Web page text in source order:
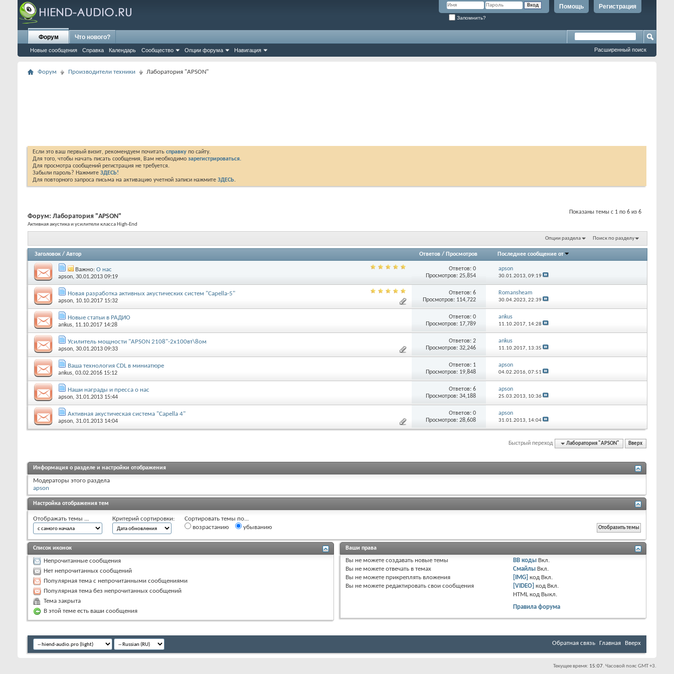
Регистрация
Помощь
Запомнить?
Форум
Новые сообщения Справка Календарь Сообщество Опции форума Навигация
Что нового?
Расширенный поиск
Форум Производители техники Лаборатория "APSON"
Если это ваш первый визит, рекомендуем почитать справку по сайту.
Для того, чтобы начать писать сообщения, Вам необходимо зарегистрироваться.
Для просмотра сообщений регистрация не требуется.
Забыли пароль? Нажмите ЗДЕСЬ!
Для повторного запроса письма на активацию учетной записи нажмите ЗДЕСЬ.
Показаны темы с 1 по 6 из 6
Форум: Лаборатория "APSON"
Активная акустика и усилители класса Нigh-End
Опции раздела Поиск по разделу
Заголовок / Автор Ответов / Просмотров Последнее сообщение от
Важно: О нас
apson, 30.01.2013 09:19
Ответов:0
Просмотров: 25,854
apson
30.01.2013, 09:19
Новая разработка активных акустических систем "Capella-5"
apson, 10.10.2017 15:32
Ответов:6
Просмотров: 114,722
Romansheam
30.04.2023, 22:39
Новые статьи в РАДИО
ankus, 11.10.2017 14:28
Ответов:0
Просмотров: 17,789
ankus
11.10.2017, 14:28
Усилитель мощности "APSON 2108"-2х100вт\8ом
apson, 30.01.2013 09:33
Ответов:2
Просмотров: 32,246
ankus
11.10.2017, 13:35
Ваша технология CDL в миниатюре
ankus, 03.02.2016 15:12
Ответов: 1
Просмотров: 19,848
apson
04.02.2016, 07:51
Наши награды и пресса о нас
apson, 31.01.2013 15:44
Ответов:6
Просмотров: 34,188
apson
25.03.2013, 10:36
Активная акустическая система "Capella 4"
apson, 31.01.2013 14:04
Ответов:0
Просмотров: 28,608
apson
31.01.2013, 14:04
Быстрый переход Лаборатория "APSON" Вверх
Информация о разделе и настройки отображения
Модераторы этого раздела
apson
Настройка отображения тем
Отображать темы ... Критерий сортировки:
Сортировать темы по...
возрастанию
убыванию
Список иконок
Непрочитанные сообщения
Нет непрочитанных сообщений
Популярная тема с непрочитанными сообщениями
Популярная тема без непрочитанных сообщений
Тема закрыта
В этой теме есть ваши сообщения
Ваши права
Вы не можете создавать новые темы
Вы не можете отвечать в темах
Вы не можете прикреплять вложения
Вы не можете редактировать свои сообщения
BB коды Вкл.
Смайлы Вкл.
[IMG] код Вкл.
[VIDEO] код Вкл.
HTML код Выкл.
Правила форума
Обратная связь Главная Вверх
Текущее время: 15:07. Часовой пояс GMT +3.